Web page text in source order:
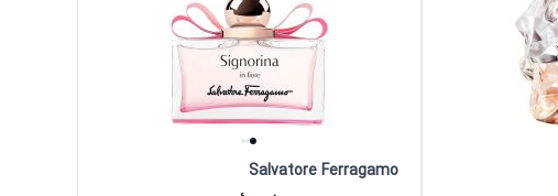
Salvatore Ferragamo